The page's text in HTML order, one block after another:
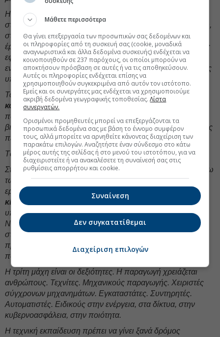
Η ελληνική θέση είναι ρεαλιστική και φιλόδοξη. Εστιάζουμε
στον σχεδιασμό, στην πνευματική ιδιοκτησία, στη φωτονική,
στους αισθητήρες, στο testing και validation, στη σύνδεση
έρευνας και παραγωγής, στις κρίσιμες πρώτες ύλες και στις
εφαρμογές όπου η χώρα διαθέτει ισχυρή ζήτηση: ναυτιλία,
ενέργεια, άμυνα, αγροδιατροφή, φάρμακο, logistics, έξυπνες
υποδομές.
Το Hellenic Chips Competence Centre είναικρίσιμος
κόμβοςαυτής της προσπάθειας. Η Ελλάδα έχει
πανεπιστήμια, ερευνητικά κέντρα, μηχανικούς, startups και
βιομηχανικούς κλάδους που μπορούν να λειτουργήσουν ως
πεδία εφαρμογής.
Τώρα χρειάζεται σύνδεση. Ταχύτητα. Κοινή κατεύθυνση.
Στην έρευνα και την καινοτομία ολοκληρώνουμε με έργα άνω
των 300 εκατομμυρίων ευρώ για την αναβάθμιση
ερευνητικών υποδομών. Δίνουμε ισχυρά φορολογικά
κίνητρα
για δαπάνες έρευνας και ανάπτυξης, με
υπερέκπτωση έως 315%. Ενισχύουμε την Τεχνητή
Νοημοσύνη με ειδικό καθεστώς 150 εκατομμυρίων ευρώ
στον Αναπτυξιακό Νόμο και με στόχο να περάσει στην
πραγματική οικονομία: στη μεταποίηση, στα logistics, στην
ποιότητα, στην ενέργεια, στη συντήρηση, στις εξαγωγές.
Η τρίτη μάχη είναι οι δεξιότητες. Η παραγωγή χρειάζεται
ανθρώπους. Τεχνίτες. Μηχανικούς παραγωγής. Χειριστές
σύγχρονων μηχανημάτων. Εγκαταστάτες. Συντηρητές.
Αυτοματιστές. Ειδικούς στην ενέργεια, στα δίκτυα, στην
κυβερνοασφάλεια, στην ποιότητα.
Η τεχνική εκπαίδευση πρέπει να γίνει ξανά δρόμος
Μάθετε περισσότερα
Θα γίνει επεξεργασία των προσωπικών σας δεδομένων και
οι πληροφορίες από τη συσκευή σας (cookie, μοναδικά
αναγνωριστικά και άλλα δεδομένα συσκευής) ενδέχεται να
κοινοποιηθούν σε 237 παρόχους, οι οποίοι μπορούν να
αποκτήσουν πρόσβαση σε αυτές ή να τις αποθηκεύσουν.
Αυτές οι πληροφορίες ενδέχεται επίσης να
χρησιμοποιηθούν συγκεκριμένα από αυτόν τον ιστότοπο.
Εμείς και οι συνεργάτες μας ενδέχεται να χρησιμοποιούμε
ακριβή δεδομένα γεωγραφικής τοποθεσίας.Λίστα
συνεργατών.
Ορισμένοι προμηθευτές μπορεί να επεξεργάζονται τα
προσωπικά δεδομένα σας με βάση το έννομο συμφέρον
τους, αλλά μπορείτε να αρνηθείτε κάνοντας διαχείριση των
παρακάτω επιλογών. Αναζητήστε έναν σύνδεσμο στο κάτω
μέρος αυτής της σελίδας ή στο μενού του ιστοτόπου, για να
διαχειριστείτε ή να ανακαλέσετε τη συναίνεσή σας στις
ρυθμίσεις απορρήτου και cookie.
Συναίνεση
Δεν συγκατατίθεμαι
Διαχείριση επιλογών